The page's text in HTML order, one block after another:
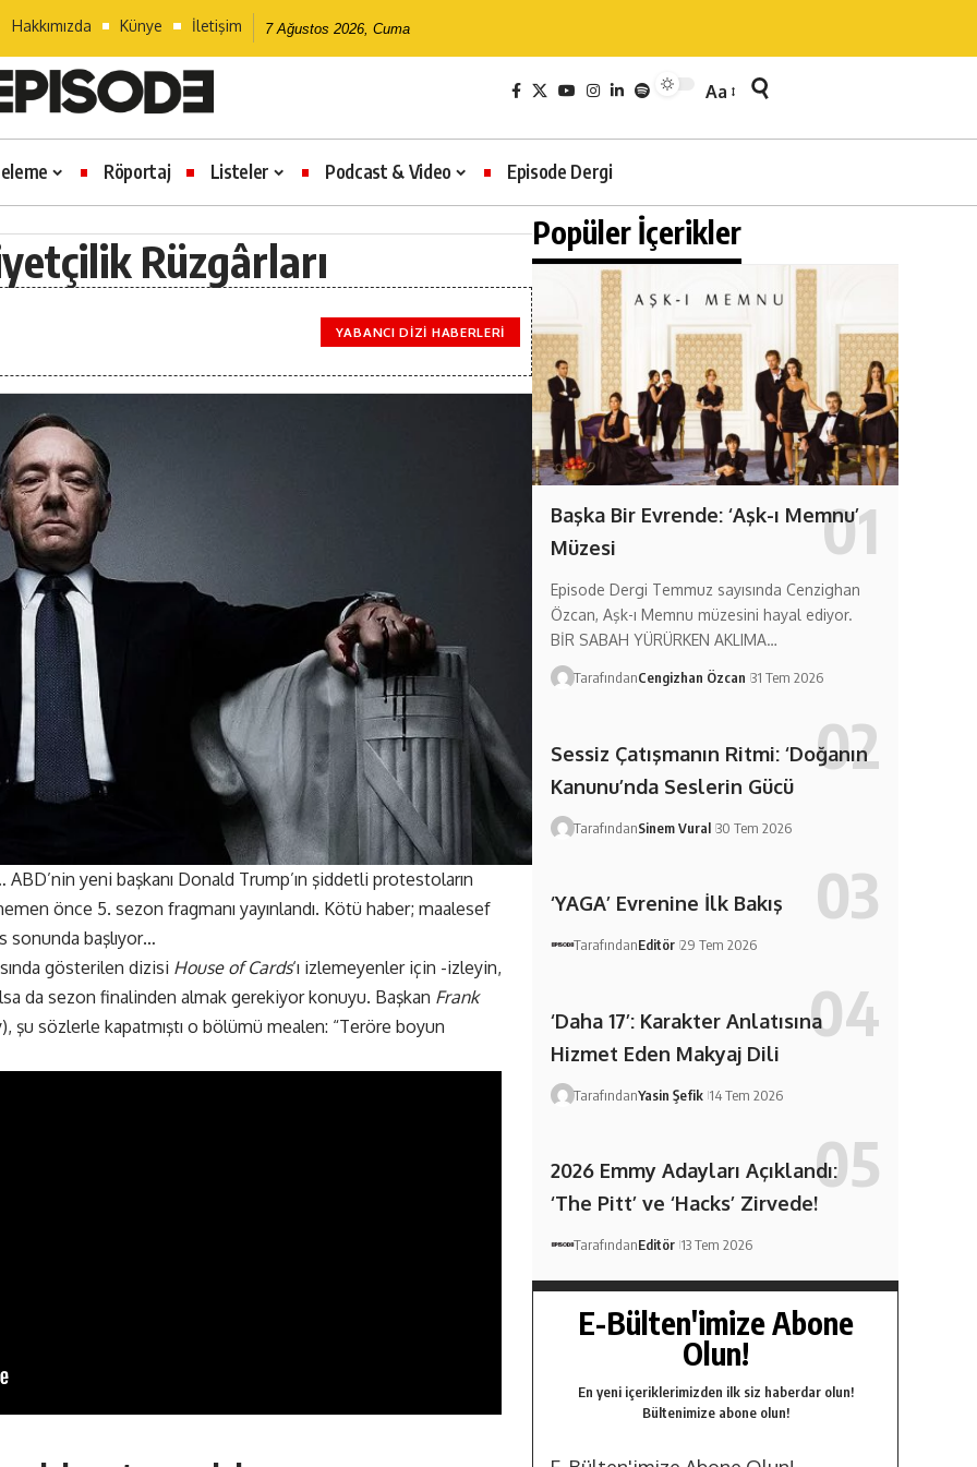
Hakkımızda Künye İletişim 7 Ağustos 2026, Cuma
Aa
Röportaj Listeler Podcast & Video Episode Dergi
Rüzgârları
YABANCI DIZI HABERLERI
ABD’nin yeni başkanı Donald Trump’ın şiddetli protestoların
önce 5. sezon fragmanı yayınlandı. Kötü haber; maalesef
sonunda başlıyor…
gösterilen dizisi House of Cards‘ı izlemeyenler için -izleyin,
da sezon finalinden almak gerekiyor konuyu. Başkan Frank
şu sözlerle kapatmıştı o bölümü mealen: “Teröre boyun
Popüler İçerikler
Başka Bir Evrende: ‘Aşk-ı Memnu’
Müzesi
Episode Dergi Temmuz sayısında Cenzighan
Özcan, Aşk-ı Memnu müzesini hayal ediyor.
BİR SABAH YÜRÜRKEN AKLIMA…
TarafındanCengizhan Özcan 31 Tem 2026
Sessiz Çatışmanın Ritmi: ‘Doğanın
Kanunu’nda Seslerin Gücü
TarafındanSinem Vural 30 Tem 2026
‘YAGA’ Evrenine İlk Bakış
TarafındanEditör 29 Tem 2026
‘Daha 17’: Karakter Anlatısına
Hizmet Eden Makyaj Dili
TarafındanYasin Şefik 14 Tem 2026
2026 Emmy Adayları Açıklandı:
‘The Pitt’ ve ‘Hacks’ Zirvede!
TarafındanEditör 13 Tem 2026
E-Bülten'imize Abone
Olun!
En yeni içeriklerimizden ilk siz haberdar olun!
Bültenimize abone olun!